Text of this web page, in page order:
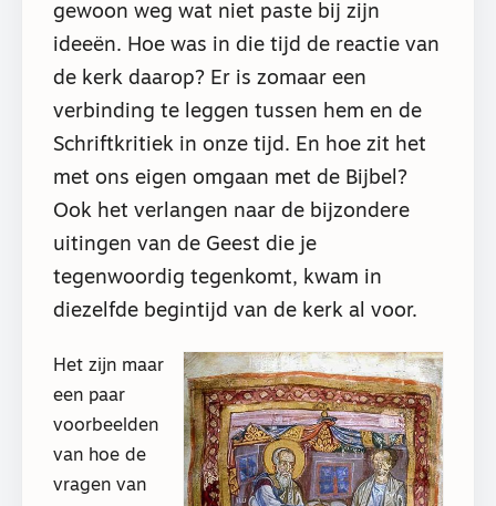
gewoon weg wat niet paste bij zijn
ideeën. Hoe was in die tijd de reactie van
de kerk daarop? Er is zomaar een
verbinding te leggen tussen hem en de
Schriftkritiek in onze tijd. En hoe zit het
met ons eigen omgaan met de Bijbel?
Ook het verlangen naar de bijzondere
uitingen van de Geest die je
tegenwoordig tegenkomt, kwam in
diezelfde begintijd van de kerk al voor.
Het zijn maar
een paar
voorbeelden
van hoe de
vragen van